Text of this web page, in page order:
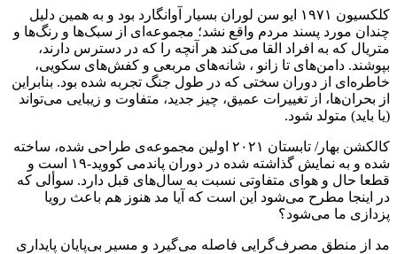
کلکسیون ۱۹۷۱ ایو سن لوران بسیار آوانگارد بود و به همین دلیل
چندان مورد پسند مردم واقع نشد؛ مجموعه‌ای از سبک‌ها و رنگ‌‌‌‌‌‌‌‌‌‌‌‌‌‌‌‌‌‌‌‌‌‌‌‌‌‌‌‌‌‌‌‌‌‌‌‌‌ها و
متریال‌ که به افراد القا می‌کند هر آنچه را که در دسترس دارند،
بپوشند. دامن‌های تا زانو ، شانه‌های مربعی و کفش‌های سکویی،
خاطره‌ای از دوران سختی که در طول جنگ تجربه شده بود. بنابراین
از بحران‌ها، از تغییرات عمیق، چیز جدید، متفاوت و زیبایی می‌تواند
(یا باید) متولد شود.
کالکشن بهار/ تابستان ۲۰۲۱ اولین مجموعه‌ی طراحی شده، ساخته
شده و به نمایش گذاشته شده در دوران پاندمی کووید-۱۹ است و
قطعا حال و هوای متفاوتی نسبت به سال‌های قبل دارد. سوألی که
در اینجا مطرح می‌شود این است که آیا مد هنوز هم باعث رویا
پزدازی ما می‌شود؟
مد از منطق مصرف‌گرایی فاصله می‌گیرد و مسیر بی‌پایان پایداری